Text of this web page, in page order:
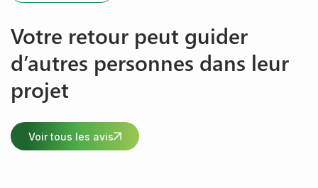
Votre retour peut guider
d’autres personnes dans leur
projet
Voir tous les avis